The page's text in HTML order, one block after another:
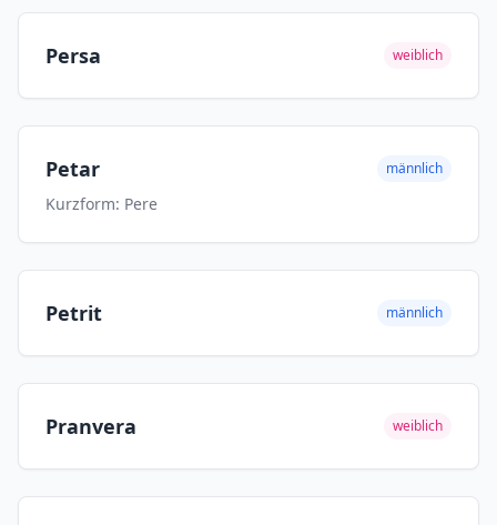
Persa weiblich
Petar männlich
Kurzform: Pere
Petrit männlich
Pranvera weiblich